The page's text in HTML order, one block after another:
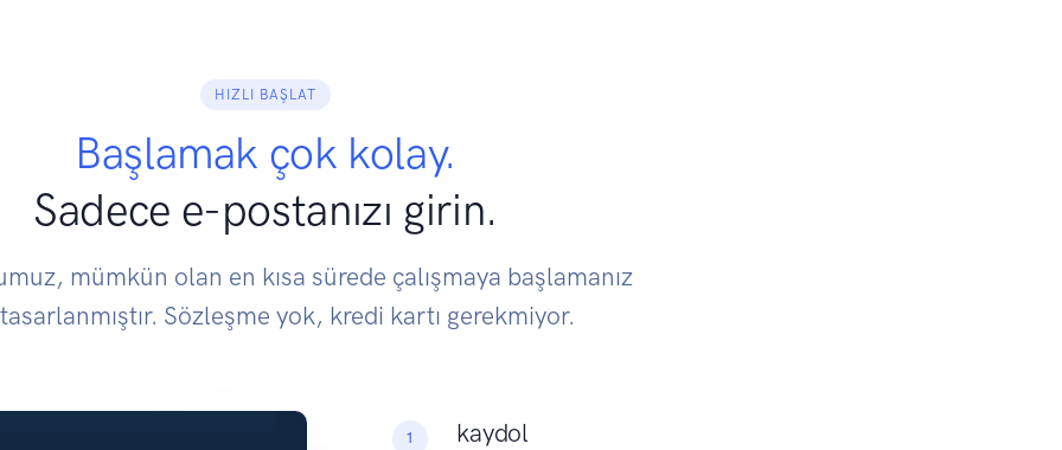
HIZLI BAŞLAT
Başlamak çok kolay.
Sadece e-postanızı girin.
mümkün olan en kısa sürede çalışmaya başlamanız
Sözleşme yok, kredi kartı gerekmiyor.
1 kaydol